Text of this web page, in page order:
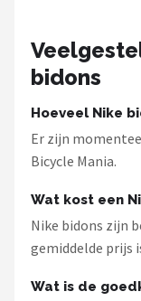
Voltano
Shimano
Cortina
bidons
Hoeveel Nike
Er zijn
Bicycle Mania.
Wat kost een
Nike bidons zijn
gemiddelde prijs
Wat is de